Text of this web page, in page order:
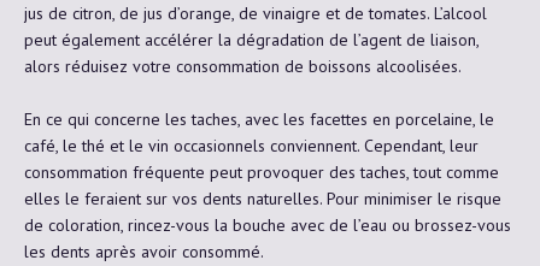
jus de citron, de jus d’orange, de vinaigre et de tomates. L’alcool
peut également accélérer la dégradation de l’agent de liaison,
alors réduisez votre consommation de boissons alcoolisées.
En ce qui concerne les taches, avec les facettes en porcelaine, le
café, le thé et le vin occasionnels conviennent. Cependant, leur
consommation fréquente peut provoquer des taches, tout comme
elles le feraient sur vos dents naturelles. Pour minimiser le risque
de coloration, rincez-vous la bouche avec de l’eau ou brossez-vous
les dents après avoir consommé.